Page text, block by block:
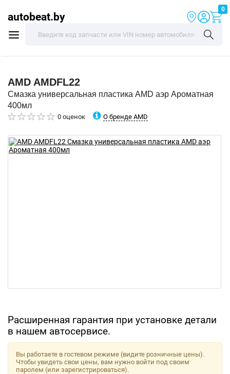
autobeat.by
0
AMD AMDFL22
Смазка универсальная пластика AMD аэр Ароматная
400мл
0 оценок О бренде AMD
Расширенная гарантия при установке детали
в нашем автосервисе.
Вы работаете в гостевом режиме (видите розничные цены).
Чтобы увидеть свои цены, вам нужно войти под своим
паролем (или зарегистрироваться).